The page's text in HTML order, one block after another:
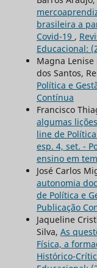
brasileira a
Covid-19 ,
Educacional:
Magna Lenise
dos Santos,
Política e
Contínua
Francisco
algumas
line de
esp. 4, set. -
ensino em
José Carlos
autonomia
de Política e
Publicação
Jaqueline
Silva, As
Física, a
Histórico-